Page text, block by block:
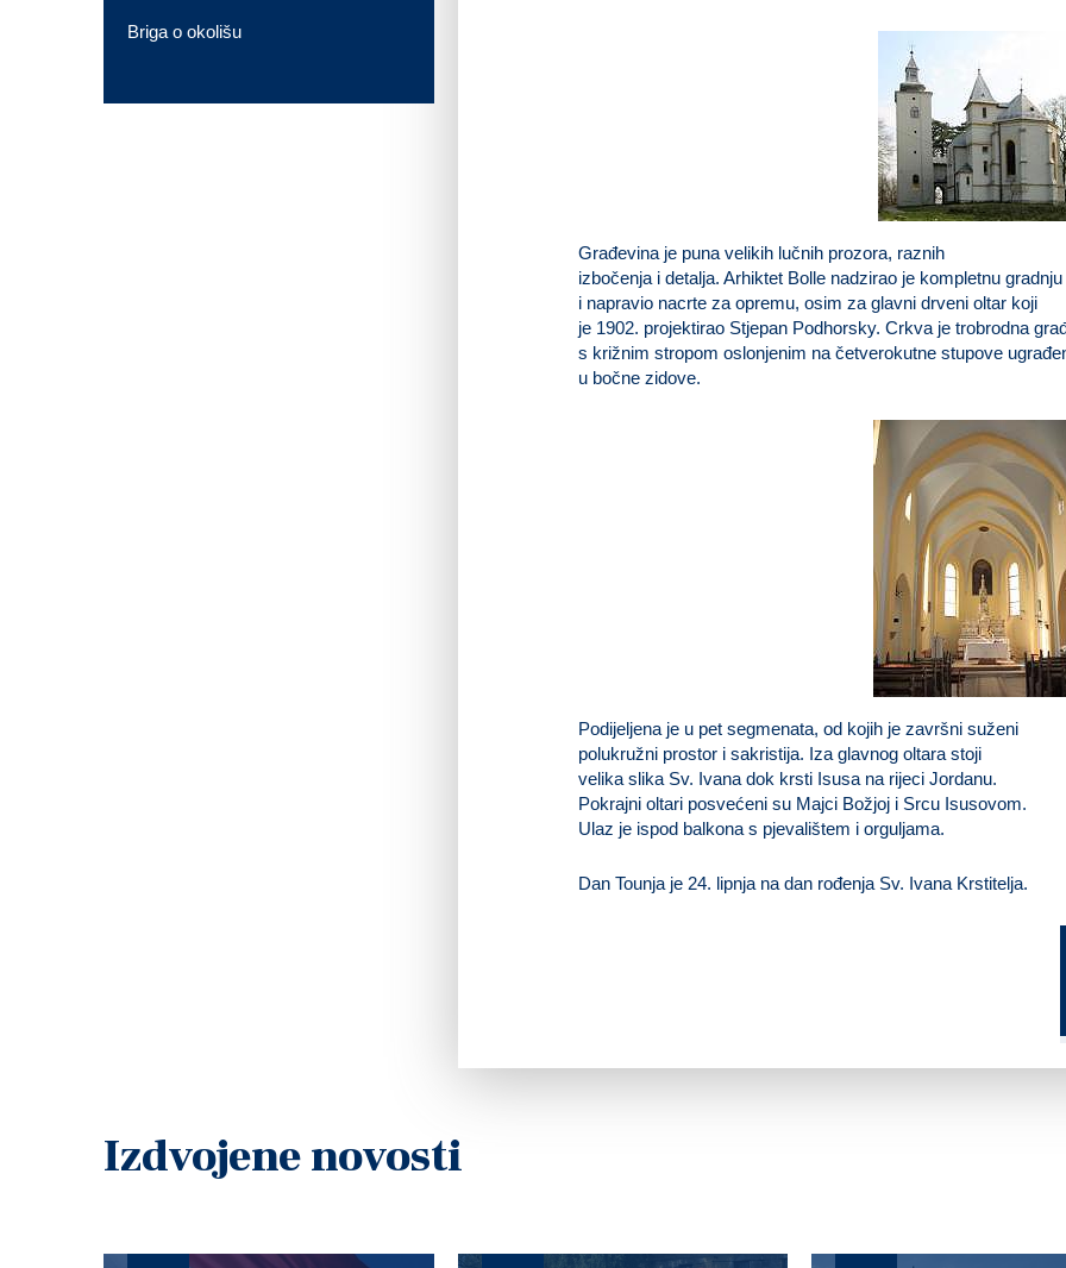
Građevina je puna velikih lučnih prozora, raznih
izbočenja i detalja. Arhiktet Bolle nadzirao je kompletnu gradnju
i napravio nacrte za opremu, osim za glavni drveni oltar koji
je 1902. projektirao Stjepan Podhorsky. Crkva je trobrodna
s križnim stropom oslonjenim na četverokutne stupove
u bočne zidove.
Podijeljena je u pet segmenata, od kojih je završni suženi
polukružni prostor i sakristija. Iza glavnog oltara stoji
velika slika Sv. Ivana dok krsti Isusa na rijeci Jordanu.
Pokrajni oltari posvećeni su Majci Božjoj i Srcu Isusovom.
Ulaz je ispod balkona s pjevalištem i orguljama.
Dan Tounja je 24. lipnja na dan rođenja Sv. Ivana Krstitelja.
Briga o okolišu
Izdvojene novosti